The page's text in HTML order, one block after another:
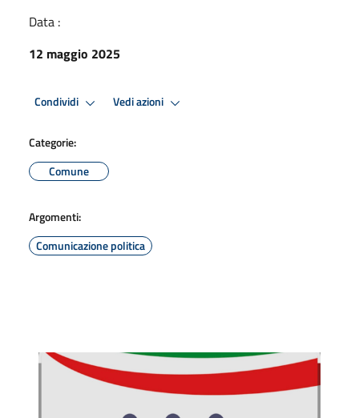
Data :
12 maggio 2025
Condividi Vedi azioni
Categorie:
Comune
Argomenti:
Comunicazione politica